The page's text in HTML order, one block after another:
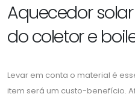
Aquecedor
do coletor e
Levar em conta o material é
item será um custo-benefício.